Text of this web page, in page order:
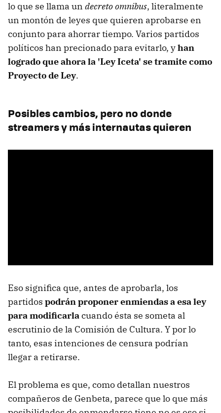
lo que se llama un decreto omnibus, literalmente
un montón de leyes que quieren aprobarse en
conjunto para ahorrar tiempo. Varios partidos
políticos han precionado para evitarlo, yhan
logrado que ahora la 'Ley Iceta' se tramite como
Proyecto de Ley.
Posibles cambios, pero no donde
streamers y más internautas quieren
Eso significa que, antes de aprobarla, los
partidos podrán proponer enmiendas a esa ley
para modificarlacuando ésta se someta al
escrutinio de la Comisión de Cultura. Y por lo
tanto, esas intenciones de censura podrían
llegar a retirarse.
El problema es que, como detallan nuestros
compañeros de Genbeta, parece que lo que más